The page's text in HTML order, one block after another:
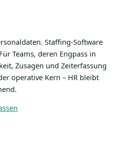
Staffing-Software
Teams, deren Engpass in
Zusagen und Zeiterfassung
operative Kern – HR bleibt